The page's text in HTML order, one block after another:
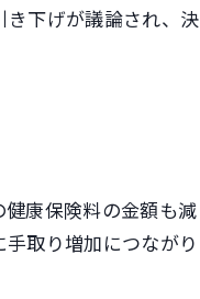
き下げが議論され、決
康保険料の金額も減
取り増加につながり